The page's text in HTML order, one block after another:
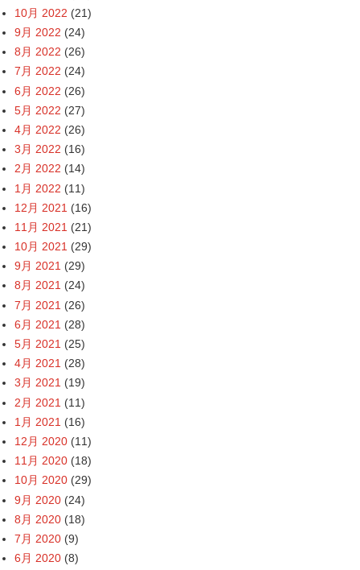
10月 2022 (21)
9月 2022 (24)
8月 2022 (26)
7月 2022 (24)
6月 2022 (26)
5月 2022 (27)
4月 2022 (26)
3月 2022 (16)
2月 2022 (14)
1月 2022 (11)
12月 2021 (16)
11月 2021 (21)
10月 2021 (29)
9月 2021 (29)
8月 2021 (24)
7月 2021 (26)
6月 2021 (28)
5月 2021 (25)
4月 2021 (28)
3月 2021 (19)
2月 2021 (11)
1月 2021 (16)
12月 2020 (11)
11月 2020 (18)
10月 2020 (29)
9月 2020 (24)
8月 2020 (18)
7月 2020 (9)
6月 2020 (8)